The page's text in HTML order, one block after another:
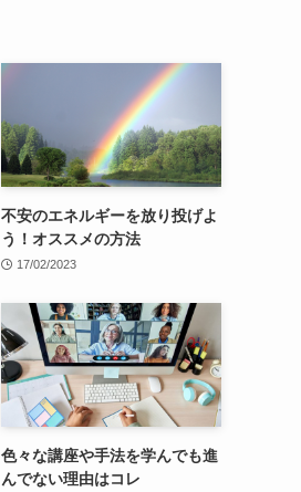
不安のエネルギーを放り投げよ
う！オススメの方法
17/02/2023
色々な講座や手法を学んでも進
んでない理由はコレ